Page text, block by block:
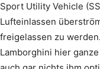
Sport Utility Vehicle
Lufteinlassen
freigelassen zu
Lamborghini hier